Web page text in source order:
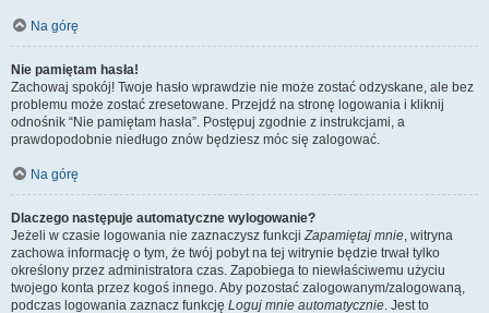
Na górę
Nie pamiętam hasła!
Zachowaj spokój! Twoje hasło wprawdzie nie może zostać odzyskane, ale bez
problemu może zostać zresetowane. Przejdź na stronę logowania i kliknij
odnośnik “Nie pamiętam hasła”. Postępuj zgodnie z instrukcjami, a
prawdopodobnie niedługo znów będziesz móc się zalogować.
Na górę
Dlaczego następuje automatyczne wylogowanie?
Jeżeli w czasie logowania nie zaznaczysz funkcjiZapamiętaj mnie, witryna
zachowa informację o tym, że twój pobyt na tej witrynie będzie trwał tylko
określony przez administratora czas. Zapobiega to niewłaściwemu użyciu
twojego konta przez kogoś innego. Aby pozostać zalogowanym/zalogowaną,
podczas logowania zaznacz funkcję Loguj mnie automatycznie. Jest to